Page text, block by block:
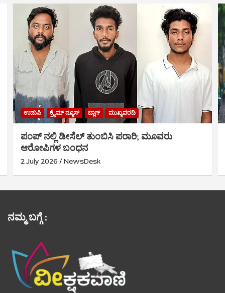
ಉಡುಪಿ ಕ್ರೈಮ್‌ ನ್ಯೂಸ್ ಬ್ಲಾಗ್ ಮುಖ್ಯವರದಿ
ಪಂಪ್ ನಲ್ಲಿ ಡೀಸೆಲ್ ತುಂಬಿಸಿ ಪರಾರಿ; ಮೂವರು
ಆರೋಪಿಗಳ ಬಂಧನ
2 July 2026 NewsDesk
ನಮ್ಮ ಬಗ್ಗೆ :